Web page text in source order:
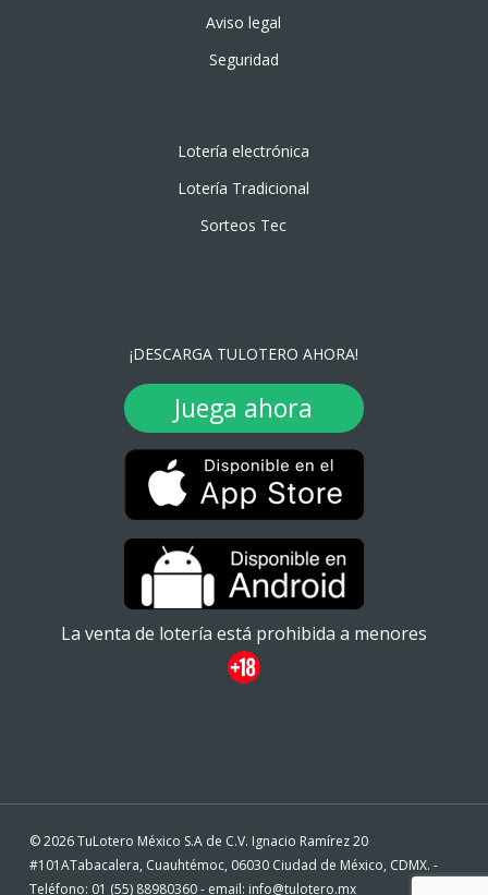
Aviso legal
Seguridad
Lotería electrónica
Lotería Tradicional
Sorteos Tec
¡DESCARGA TULOTERO AHORA!
Juega ahora
La venta de lotería está prohibida a menores
© 2026 TuLotero México S.A de C.V. Ignacio Ramírez 20
#101ATabacalera, Cuauhtémoc, 06030 Ciudad de México, CDMX. -
Teléfono: 01 (55) 88980360 - email: info@tulotero.mx